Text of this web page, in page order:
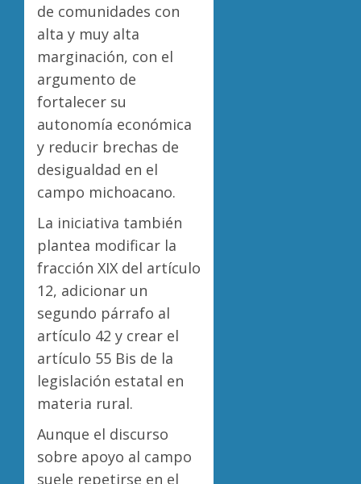
de comunidades con
alta y muy alta
marginación, con el
argumento de
fortalecer su
autonomía económica
y reducir brechas de
desigualdad en el
campo michoacano.
La iniciativa también
plantea modificar la
fracción XIX del artículo
12, adicionar un
segundo párrafo al
artículo 42 y crear el
artículo 55 Bis de la
legislación estatal en
materia rural.
Aunque el discurso
sobre apoyo al campo
suele repetirse en el